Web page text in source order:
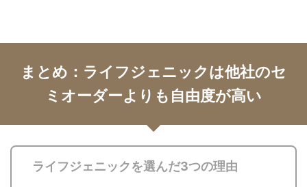
まとめ：ライフジェニックは他社のセ
ミオーダーよりも自由度が高い
ライフジェニックを選んだ3つの理由